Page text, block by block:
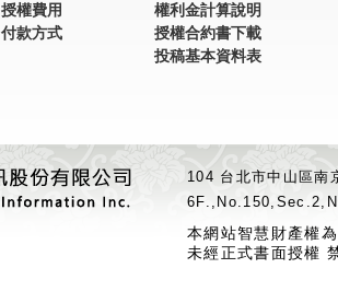
授權費用
付款方式
權利金計算說明
授權合約書下載
投稿基本資料表
104 台北市中山區
本網站智慧財產權
未經正式書面授權